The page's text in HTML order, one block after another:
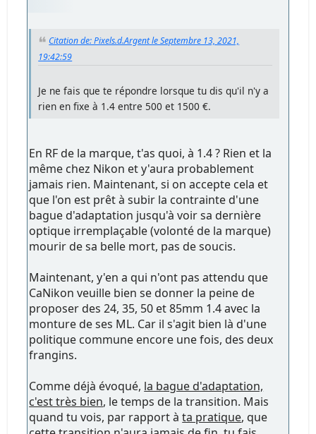
Citation de: Pixels.d.Argent le Septembre 13, 2021,
19:42:59
Je ne fais que te répondre lorsque tu dis qu'il n'y a
rien en fixe à 1.4 entre 500 et 1500 €.
En RF de la marque, t'as quoi, à 1.4 ? Rien et la
même chez Nikon et y'aura probablement
jamais rien. Maintenant, si on accepte cela et
que l'on est prêt à subir la contrainte d'une
bague d'adaptation jusqu'à voir sa dernière
optique irremplaçable (volonté de la marque)
mourir de sa belle mort, pas de soucis.
Maintenant, y'en a qui n'ont pas attendu que
CaNikon veuille bien se donner la peine de
proposer des 24, 35, 50 et 85mm 1.4 avec la
monture de ses ML. Car il s'agit bien là d'une
politique commune encore une fois, des deux
frangins.
Comme déjà évoqué, la bague d'adaptation,
c'est très bien, le temps de la transition. Mais
quand tu vois, par rapport àta pratique, que